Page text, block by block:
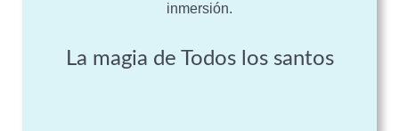
inmersión.
La magia de Todos los santos